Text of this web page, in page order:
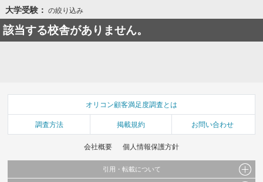
大学受験： の絞り込み
該当する校舎がありません。
オリコン顧客満足度調査とは
調査方法 掲載規約 お問い合わせ
会社概要 個人情報保護方針
引用・転載について